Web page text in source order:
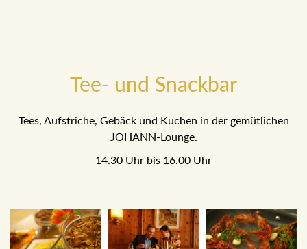
Tee- und Snackbar
Tees, Aufstriche, Gebäck und Kuchen in der gemütlichen
JOHANN-Lounge.
14.30 Uhr bis 16.00 Uhr